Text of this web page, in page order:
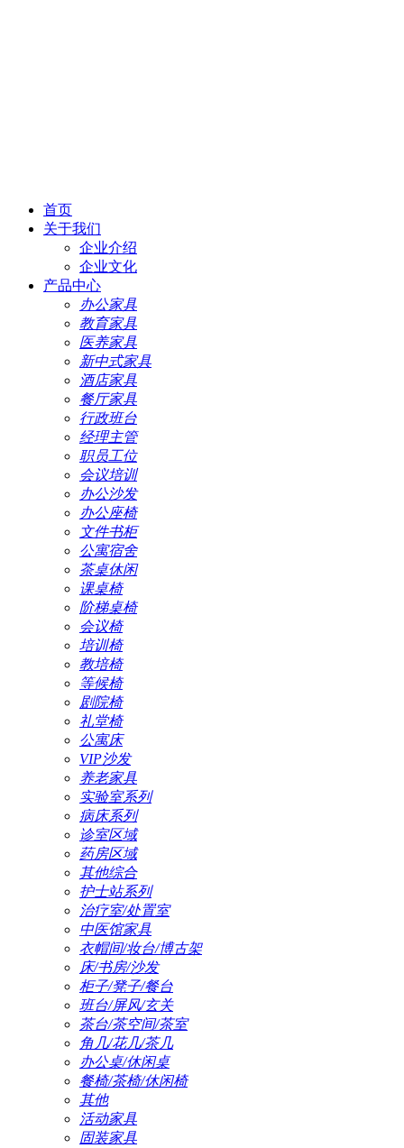
首页
关于我们
企业介绍
企业文化
产品中心
办公家具
教育家具
医养家具
新中式家具
酒店家具
餐厅家具
行政班台
经理主管
职员工位
会议培训
办公沙发
办公座椅
文件书柜
公寓宿舍
茶桌休闲
课桌椅
阶梯桌椅
会议椅
培训椅
教培椅
等候椅
剧院椅
礼堂椅
公寓床
VIP沙发
养老家具
实验室系列
病床系列
诊室区域
药房区域
其他综合
护士站系列
治疗室/处置室
中医馆家具
衣帽间/妆台/博古架
床/书房/沙发
柜子/凳子/餐台
班台/屏风/玄关
茶台/茶空间/茶室
角几/花几/茶几
办公桌/休闲桌
餐椅/茶椅/休闲椅
其他
活动家具
固装家具